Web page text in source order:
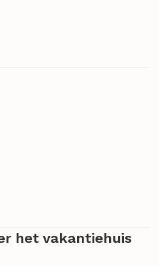
diner en de dag afsluiten met een
het vakantiehuis